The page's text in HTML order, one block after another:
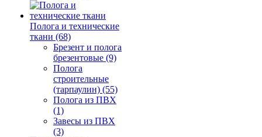
Полога и технические
ткани (68)
Брезент и полога
брезентовые (9)
Полога
строительные
(тарпаулин) (55)
Полога из ПВХ
(1)
Завесы из ПВХ
(3)